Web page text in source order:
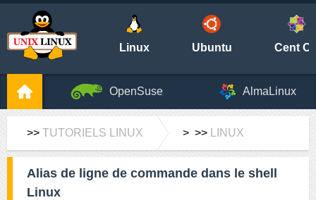
Linux Ubuntu Cent
OpenSuse AlmaLinux
>> TUTORIELS LINUX > >> LINUX
Alias ​​de ligne de commande dans le shell
Linux